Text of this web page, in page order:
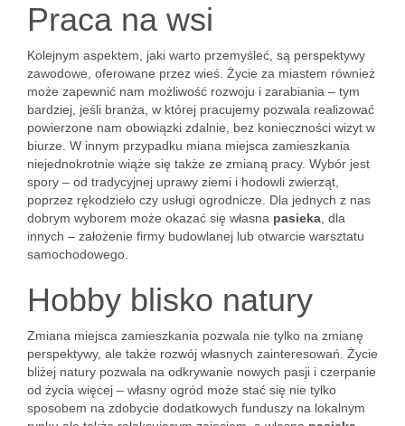
Praca na wsi
Kolejnym aspektem, jaki warto przemyśleć, są perspektywy
zawodowe, oferowane przez wieś. Życie za miastem również
może zapewnić nam możliwość rozwoju i zarabiania – tym
bardziej, jeśli branża, w której pracujemy pozwala realizować
powierzone nam obowiązki zdalnie, bez konieczności wizyt w
biurze. W innym przypadku miana miejsca zamieszkania
niejednokrotnie wiąże się także ze zmianą pracy. Wybór jest
spory – od tradycyjnej uprawy ziemi i hodowli zwierząt,
poprzez rękodzieło czy usługi ogrodnicze. Dla jednych z nas
dobrym wyborem może okazać się własna pasieka , dla
innych – założenie firmy budowlanej lub otwarcie warsztatu
samochodowego.
Hobby blisko natury
Zmiana miejsca zamieszkania pozwala nie tylko na zmianę
perspektywy, ale także rozwój własnych zainteresowań. Życie
bliżej natury pozwala na odkrywanie nowych pasji i czerpanie
od życia więcej – własny ogród może stać się nie tylko
sposobem na zdobycie dodatkowych funduszy na lokalnym